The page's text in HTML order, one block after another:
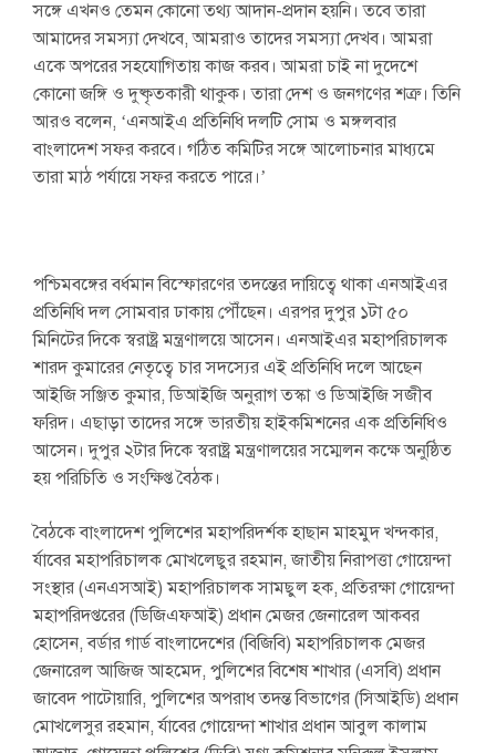
সঙ্গে এখনও তেমন কোনো তথ্য আদান-প্রদান হয়নি। তবে তারা
আমাদের সমস্যা দেখবে, আমরাও তাদের সমস্যা দেখব। আমরা
একে অপরের সহযোগিতায় কাজ করব। আমরা চাই না দুদেশে
কোনো জঙ্গি ও দুষ্কৃতকারী থাকুক। তারা দেশ ও জনগণের শত্রু। তিনি
আরও বলেন, ‘এনআইএ প্রতিনিধি দলটি সোম ও মঙ্গলবার
বাংলাদেশ সফর করবে। গঠিত কমিটির সঙ্গে আলোচনার মাধ্যমে
তারা মাঠ পর্যায়ে সফর করতে পারে।’
পশ্চিমবঙ্গের বর্ধমান বিস্ফোরণের তদন্তের দায়িত্বে থাকা এনআইএর
প্রতিনিধি দল সোমবার ঢাকায় পৌঁছেন। এরপর দুপুর ১টা ৫০
মিনিটের দিকে স্বরাষ্ট্র মন্ত্রণালয়ে আসেন। এনআইএর মহাপরিচালক
শারদ কুমারের নেতৃত্বে চার সদস্যের এই প্রতিনিধি দলে আছেন
আইজি সঞ্জিত কুমার, ডিআইজি অনুরাগ তস্কা ও ডিআইজি সজীব
ফরিদ। এছাড়া তাদের সঙ্গে ভারতীয় হাইকমিশনের এক প্রতিনিধিও
আসেন। দুপুর ২টার দিকে স্বরাষ্ট্র মন্ত্রণালয়ের সম্মেলন কক্ষে অনুষ্ঠিত
হয় পরিচিতি ও সংক্ষিপ্ত বৈঠক।
বৈঠকে বাংলাদেশ পুলিশের মহাপরিদর্শক হাছান মাহমুদ খন্দকার,
র্যাবের মহাপরিচালক মোখলেছুর রহমান, জাতীয় নিরাপত্তা গোয়েন্দা
সংস্থার (এনএসআই) মহাপরিচালক সামছুল হক, প্রতিরক্ষা গোয়েন্দা
মহাপরিদপ্তরের (ডিজিএফআই) প্রধান মেজর জেনারেল আকবর
হোসেন, বর্ডার গার্ড বাংলাদেশের (বিজিবি) মহাপরিচালক মেজর
জেনারেল আজিজ আহমেদ, পুলিশের বিশেষ শাখার (এসবি) প্রধান
জাবেদ পাটোয়ারি, পুলিশের অপরাধ তদন্ত বিভাগের (সিআইডি) প্রধান
মোখলেসুর রহমান, র্যাবের গোয়েন্দা শাখার প্রধান আবুল কালাম